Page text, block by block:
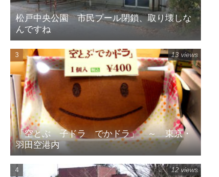
松戸中央公園 市民プール閉鎖、取り壊しな
んですね
「空とぶ 子ドラ でかドラ」 ～ 東京・
羽田空港内
13 views
12 views